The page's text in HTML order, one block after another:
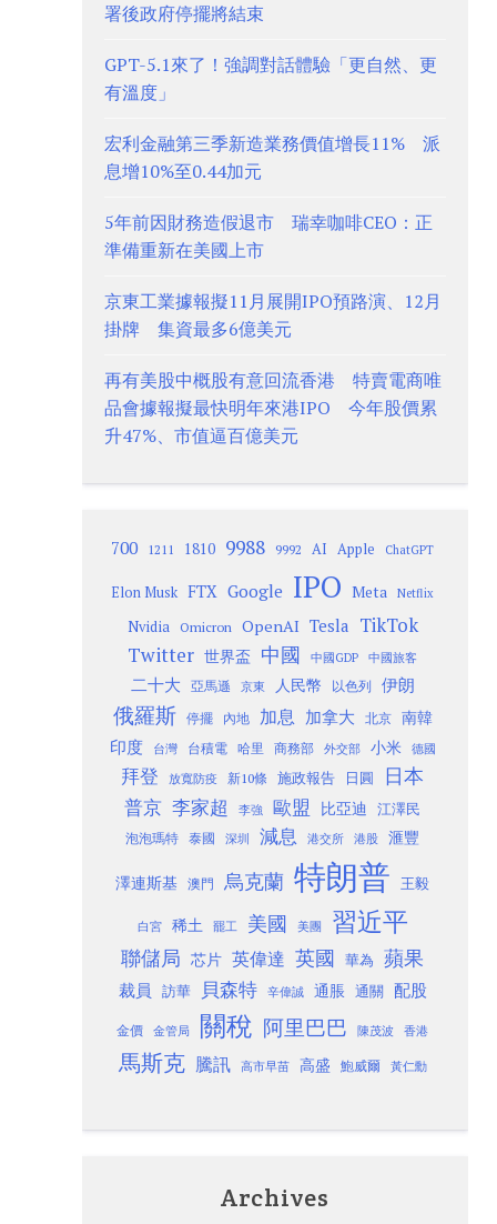
署後政府停擺將結束
GPT-5.1來了！強調對話體驗「更自然、更
有溫度」
宏利金融第三季新造業務價值增長11% 派
息增10%至0.44加元
5年前因財務造假退市 瑞幸咖啡CEO：正
準備重新在美國上市
京東工業據報擬11月展開IPO預路演、12月
掛牌 集資最多6億美元
再有美股中概股有意回流香港 特賣電商唯
品會據報擬最快明年來港IPO 今年股價累
升47%、市值逼百億美元
700 1211 1810 9988 9992 AI Apple ChatGPT
Elon Musk FTX Google IPO Meta Netflix
Nvidia Omicron OpenAI Tesla TikTok
Twitter 世界盃 中國 中國GDP 中國旅客
二十大 亞馬遜 京東 人民幣 以色列 伊朗
俄羅斯 停擺 內地 加息 加拿大 北京
南韓
印度
台灣 台積電 哈里 商務部 外交部 小米 德國
拜登 放寬防疫 新10條 施政報告 日圓 日本
普京 李家超 李強 歐盟 比亞迪 江澤民
泡泡瑪特 泰國 深圳 減息 港交所 港股 滙豐
澤連斯基 澳門 烏克蘭 特朗普 王毅
白宮 稀土 罷工 美國 美團 習近平
聯儲局 芯片 英偉達 英國 華為 蘋果
裁員 訪華 貝森特 辛偉誠 通脹 通關 配股
金價 金管局 關稅 阿里巴巴 陳茂波 香港
馬斯克 騰訊 高市早苗 高盛 鮑威爾 黃仁勳
Archives